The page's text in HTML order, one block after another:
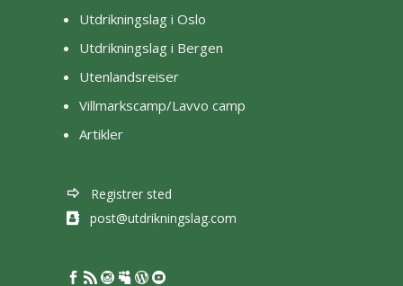
Utdrikningslag i Oslo
Utdrikningslag i Bergen
Utenlandsreiser
Villmarkscamp/Lavvo camp
Artikler
Registrer sted
post@utdrikningslag.com